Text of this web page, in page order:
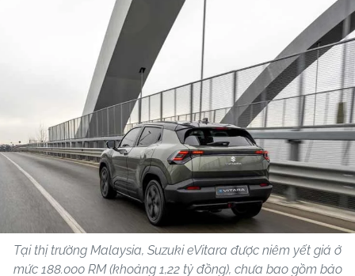
Tại thị trường Malaysia, Suzuki eVitara được niêm yết giá ở
mức 188.000 RM (khoảng 1,22 tỷ đồng), chưa bao gồm bảo